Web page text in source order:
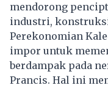
mendorong
industri,
Perekonomian
impor untuk
berdampak pada
Prancis. Hal ini